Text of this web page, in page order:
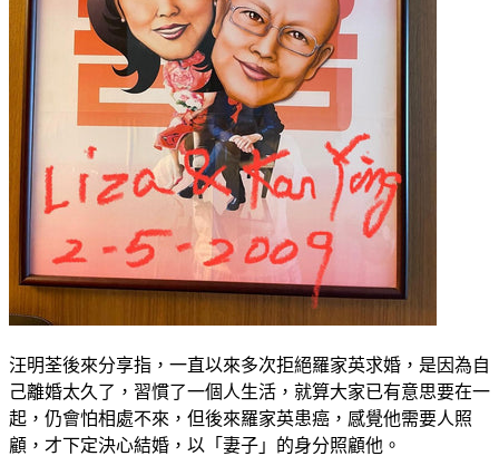
汪明荃後來分享指，一直以來多次拒絕羅家英求婚，是因為自
己離婚太久了，習慣了一個人生活，就算大家已有意思要在一
起，仍會怕相處不來，但後來羅家英患癌，感覺他需要人照
顧，才下定決心結婚，以「妻子」的身分照顧他。